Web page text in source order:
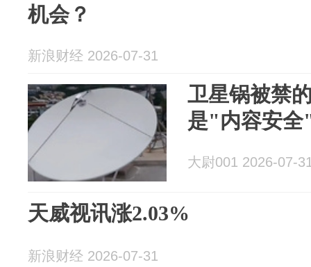
机会？
新浪财经 2026-07-31
卫星锅被禁
是"内容安全
大尉001 2026-07-
天威视讯涨2.03%
新浪财经 2026-07-31